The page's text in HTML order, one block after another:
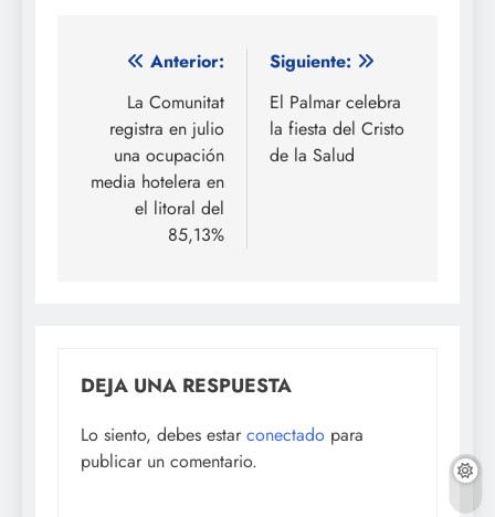
Navegación
entradas
Anterior:
La Comunitat
registra en julio
una ocupación
media hotelera en
el litoral del
85,13%
Siguiente:
El Palmar celebra
la fiesta del Cristo
de la Salud
DEJA UNA RESPUESTA
Lo siento, debes estar conectado para
publicar un comentario.